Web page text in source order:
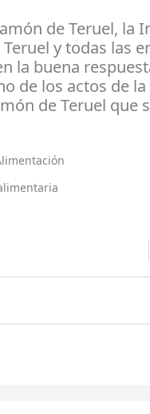
de Teruel, la
y todas las
la buena
de los actos de la
de Teruel que